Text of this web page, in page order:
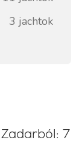
3 jachtok
7